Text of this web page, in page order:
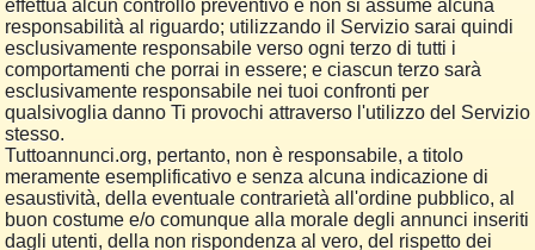
effettua alcun controllo preventivo e non si assume alcuna
responsabilità al riguardo; utilizzando il Servizio sarai quindi
esclusivamente responsabile verso ogni terzo di tutti i
comportamenti che porrai in essere; e ciascun terzo sarà
esclusivamente responsabile nei tuoi confronti per
qualsivoglia danno Ti provochi attraverso l'utilizzo del Servizio
stesso.
Tuttoannunci.org, pertanto, non è responsabile, a titolo
meramente esemplificativo e senza alcuna indicazione di
esaustività, della eventuale contrarietà all'ordine pubblico, al
buon costume e/o comunque alla morale degli annunci inseriti
dagli utenti, della non rispondenza al vero, del rispetto dei